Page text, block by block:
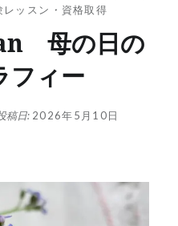
レッスン ・ 資格取得
母の日の
フィー
稿日: 2026年5月10日